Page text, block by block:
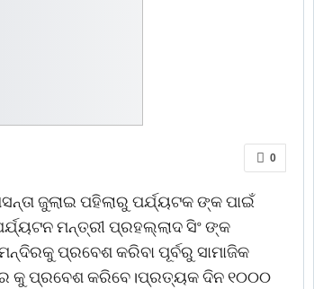
0
ଜୁଲାଇ ପହିଲାରୁ ପର୍ଯ୍ୟଟକ ଙ୍କ ପାଇଁ
ମନ୍ତ୍ରୀ ପ୍ରହଲ୍ଲାଦ ସିଂ ଙ୍କ
ପ୍ରବେଶ କରିବା ପୂର୍ବରୁ ସାମାଜିକ
କୁ ପ୍ରବେଶ କରିବେ।ପ୍ରତ୍ୟକ ଦିନ ୧୦୦୦